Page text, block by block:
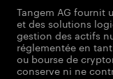
Tangem AG fournit
et des solutions
gestion des actifs
réglementée en
ou bourse de
conserve ni ne